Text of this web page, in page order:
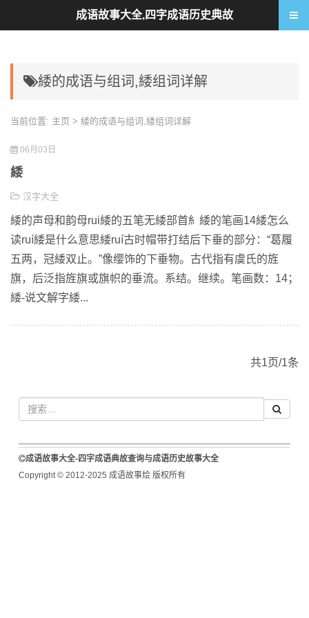
緌的成语与组词,緌组词详解
当前位置: 主页 > 緌的成语与组词,緌组词详解
06月03日
緌
汉字大全
緌的声母和韵母rui緌的五笔无緌部首糹緌的笔画14緌怎么
读ruí緌是什么意思緌ruí古时帽带打结后下垂的部分：“葛履
五两，冠緌双止。”像缨饰的下垂物。古代指有虞氏的旌
旗，后泛指旌旗或旗帜的垂流。系结。继续。笔画数：14；
緌-说文解字緌...
共1页/1条
成语故事大全-四字成语典故查询与成语历史故事大全
Copyright © 2012-2025 成语故事烩 版权所有
成语故事大全,四字成语历史典故